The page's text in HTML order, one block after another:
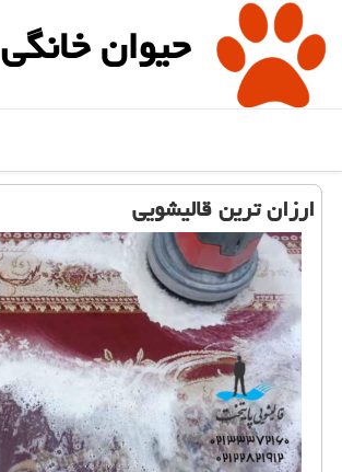
حیوان خانگی
ارزان ترین قالیشویی